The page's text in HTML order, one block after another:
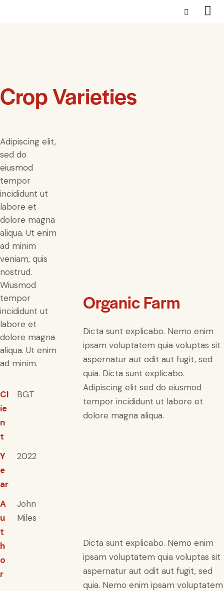
Crop Varieties
Adipiscing elit,
sed do
eiusmod
tempor
incididunt ut
labore et
dolore magna
aliqua. Ut enim
ad minim
veniam, quis
nostrud.
Wiusmod
tempor
incididunt ut
labore et
dolore magna
aliqua. Ut enim
ad minim.
Cl
ie
n
t
BGT
Y
e
ar
2022
A
u
t
h
o
r
John
Miles
Organic Farm
Dicta sunt explicabo. Nemo enim
ipsam voluptatem quia voluptas sit
aspernatur aut odit aut fugit, sed
quia. Dicta sunt explicabo.
Adipiscing elit sed do eiusmod
tempor incididunt ut labore et
dolore magna aliqua.
Dicta sunt explicabo. Nemo enim
ipsam voluptatem quia voluptas sit
aspernatur aut odit aut fugit, sed
quia. Nemo enim ipsam voluptatem